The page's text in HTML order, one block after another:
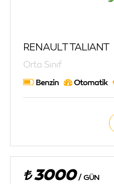
RENAULT TALIANT
Orta Sınıf
Benzin Otomatik
3000 / GÜN